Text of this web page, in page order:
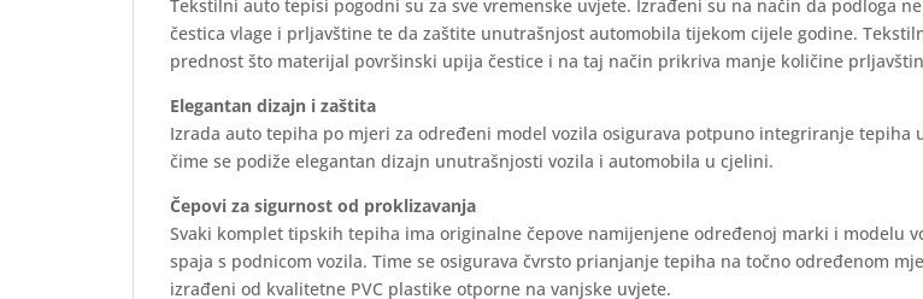
Tekstilni auto tepisi pogodni su za sve vremenske uvjete. Izrađeni su na način da podloga
čestica vlage i prljavštine te da zaštite unutrašnjost automobila tijekom cijele godine.
prednost što materijal površinski upija čestice i na taj način prikriva manje količine
Elegantan dizajn i zaštita
Izrada auto tepiha po mjeri za određeni model vozila osigurava potpuno integriranje tepiha
čime se podiže elegantan dizajn unutrašnjosti vozila i automobila u cjelini.
Čepovi za sigurnost od proklizavanja
Svaki komplet tipskih tepiha ima originalne čepove namijenjene određenoj marki i modelu
spaja s podnicom vozila. Time se osigurava čvrsto prianjanje tepiha na točno određenom
izrađeni od kvalitetne PVC plastike otporne na vanjske uvjete.